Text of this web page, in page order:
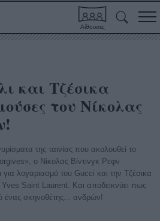
Αίθουσες
και Τζέσικα
του Νίκολας
της ταινίας που ακολουθεί το
ο Νίκολας Βίντινγκ Ρεφν
για λογαριασμό του Gucci και την Τζέσικα
Yves Saint Laurent. Και αποδεικνύει πως
ένας σκηνοθέτης... ανδρών!